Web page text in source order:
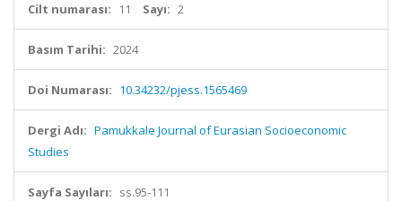
Cilt numarası: 11 Sayı: 2
Basım Tarihi: 2024
Doi Numarası: 10.34232/pjess.1565469
Dergi Adı: Pamukkale Journal of Eurasian Socioeconomic
Studies
Sayfa Sayıları: ss.95-111